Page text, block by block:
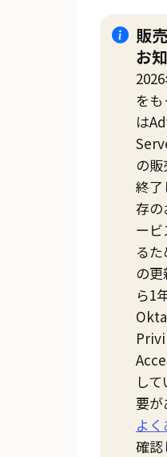
販
お
をも
は
の
終了
存の
ー
る
の
ら1
Okta
し
要が
よ
確認